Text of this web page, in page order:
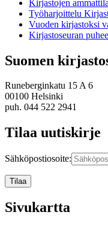
Kirjastojen
Työharjoittelu
Vuoden kirjastoksi
Kirjastoseuran
Suomen
Runeberginkatu 15 A 6
00100 Helsinki
puh. 044 522 2941
Tilaa uutiskirje
Sähköpostiosoite:
Sivukartta